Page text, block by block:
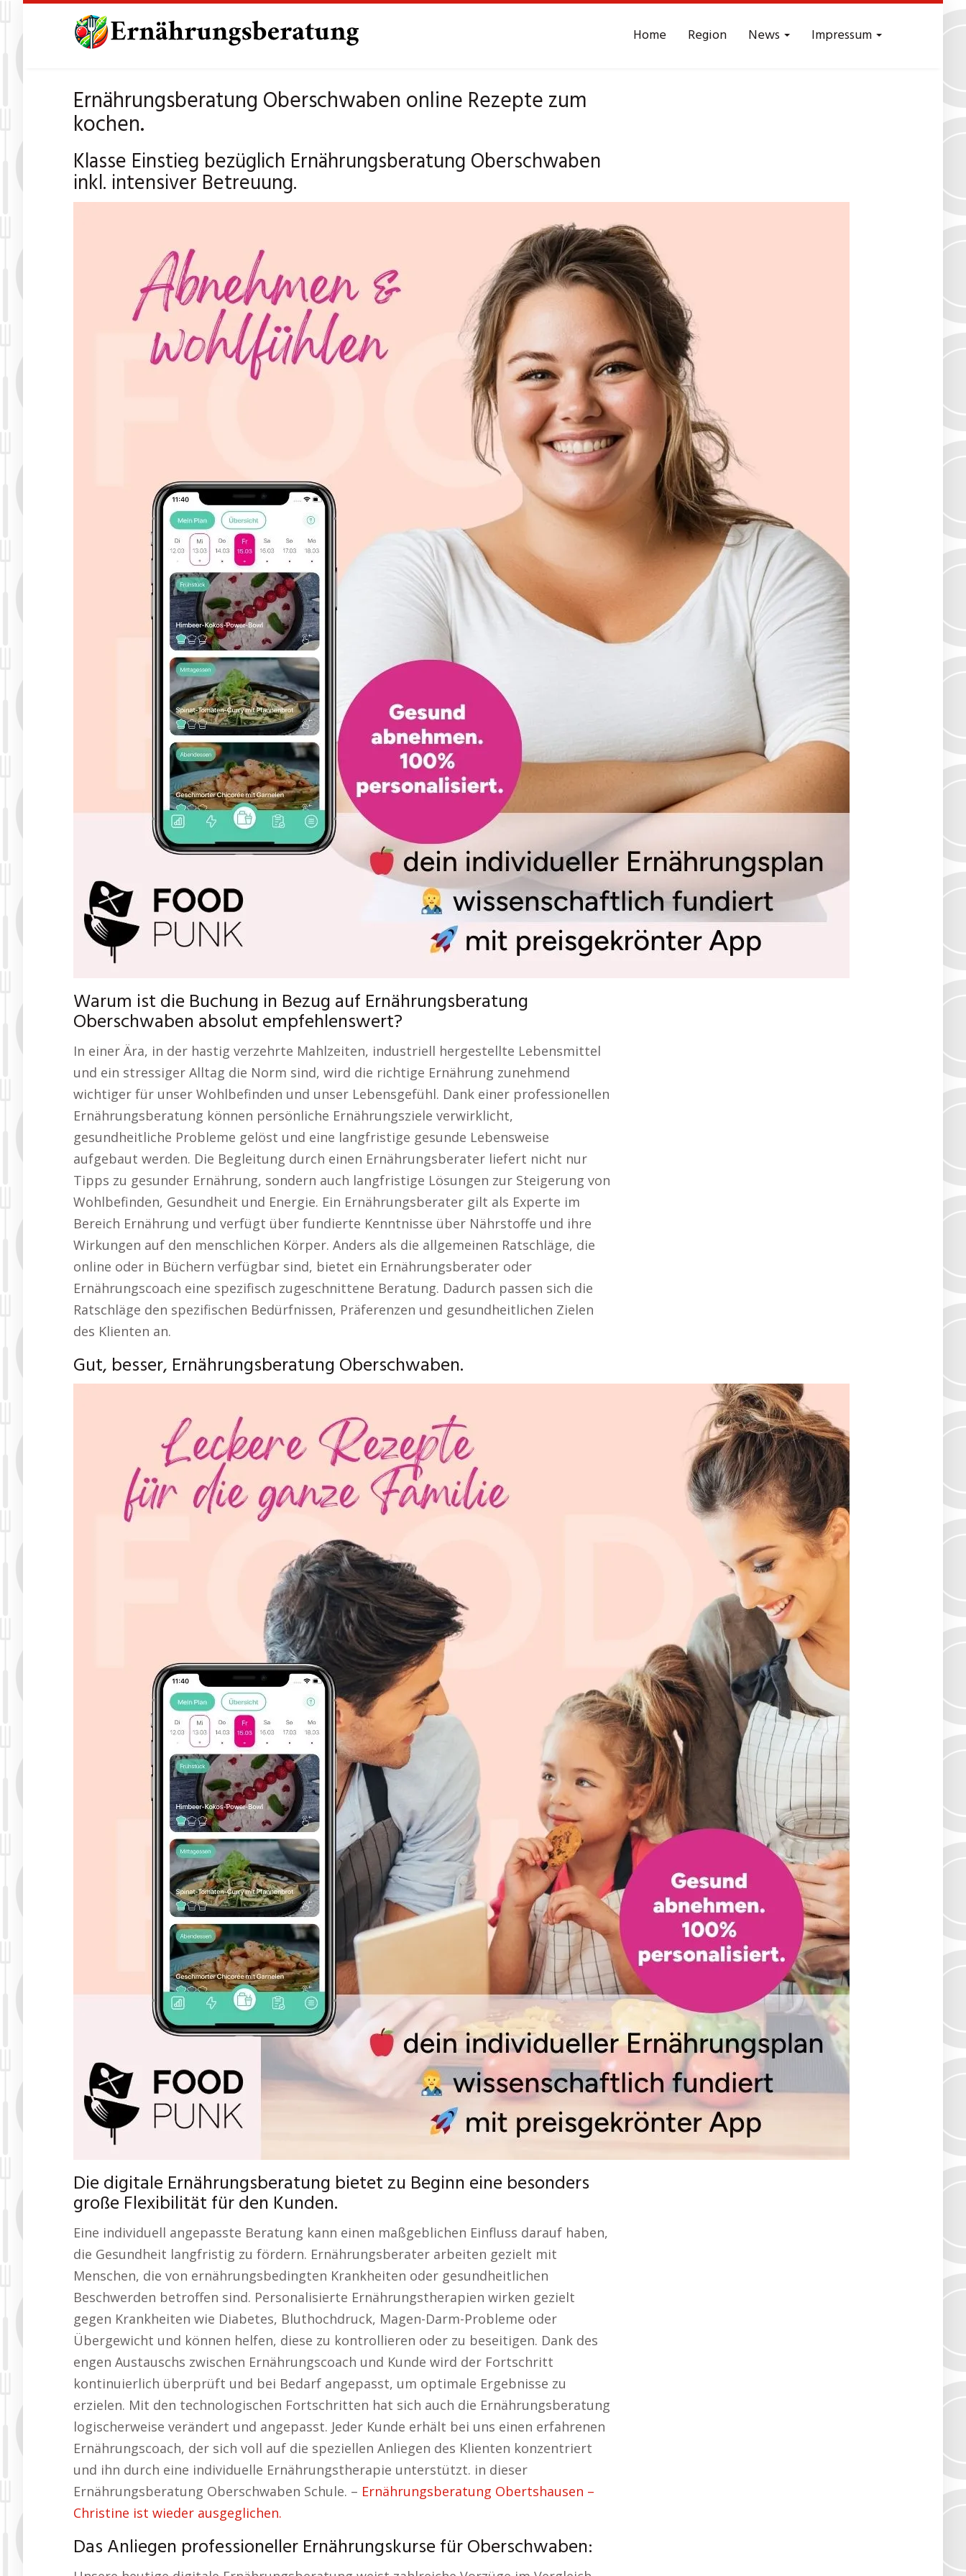
Home Region News Impressum
Ernährungsberatung Oberschwaben online Rezepte zum
kochen.
Klasse Einstieg bezüglich Ernährungsberatung Oberschwaben
inkl. intensiver Betreuung.
Warum ist die Buchung in Bezug auf Ernährungsberatung
Oberschwaben absolut empfehlenswert?
In einer Ära, in der hastig verzehrte Mahlzeiten, industriell hergestellte Lebensmittel
und ein stressiger Alltag die Norm sind, wird die richtige Ernährung zunehmend
wichtiger für unser Wohlbefinden und unser Lebensgefühl. Dank einer professionellen
Ernährungsberatung können persönliche Ernährungsziele verwirklicht,
gesundheitliche Probleme gelöst und eine langfristige gesunde Lebensweise
aufgebaut werden. Die Begleitung durch einen Ernährungsberater liefert nicht nur
Tipps zu gesunder Ernährung, sondern auch langfristige Lösungen zur Steigerung von
Wohlbefinden, Gesundheit und Energie. Ein Ernährungsberater gilt als Experte im
Bereich Ernährung und verfügt über fundierte Kenntnisse über Nährstoffe und ihre
Wirkungen auf den menschlichen Körper. Anders als die allgemeinen Ratschläge, die
online oder in Büchern verfügbar sind, bietet ein Ernährungsberater oder
Ernährungscoach eine spezifisch zugeschnittene Beratung. Dadurch passen sich die
Ratschläge den spezifischen Bedürfnissen, Präferenzen und gesundheitlichen Zielen
des Klienten an.
Gut, besser, Ernährungsberatung Oberschwaben.
Die digitale Ernährungsberatung bietet zu Beginn eine besonders
große Flexibilität für den Kunden.
Eine individuell angepasste Beratung kann einen maßgeblichen Einfluss darauf haben,
die Gesundheit langfristig zu fördern. Ernährungsberater arbeiten gezielt mit
Menschen, die von ernährungsbedingten Krankheiten oder gesundheitlichen
Beschwerden betroffen sind. Personalisierte Ernährungstherapien wirken gezielt
gegen Krankheiten wie Diabetes, Bluthochdruck, Magen-Darm-Probleme oder
Übergewicht und können helfen, diese zu kontrollieren oder zu beseitigen. Dank des
engen Austauschs zwischen Ernährungscoach und Kunde wird der Fortschritt
kontinuierlich überprüft und bei Bedarf angepasst, um optimale Ergebnisse zu
erzielen. Mit den technologischen Fortschritten hat sich auch die Ernährungsberatung
logischerweise verändert und angepasst. Jeder Kunde erhält bei uns einen erfahrenen
Ernährungscoach, der sich voll auf die speziellen Anliegen des Klienten konzentriert
und ihn durch eine individuelle Ernährungstherapie unterstützt. in dieser
Ernährungsberatung Oberschwaben Schule. – Ernährungsberatung Obertshausen –
Christine ist wieder ausgeglichen.
Das Anliegen professioneller Ernährungskurse für Oberschwaben: